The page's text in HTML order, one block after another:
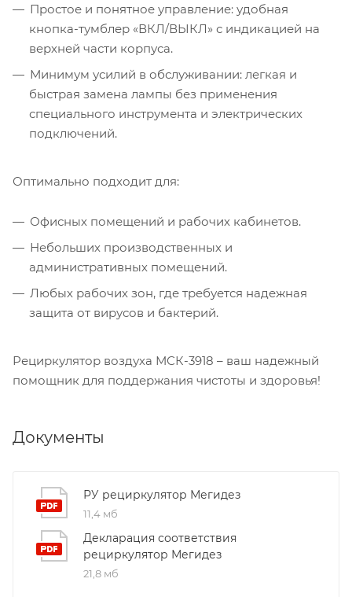
Простое и понятное управление: удобная
кнопка-тумблер «ВКЛ/ВЫКЛ» с индикацией на
верхней части корпуса.
Минимум усилий в обслуживании: легкая и
быстрая замена лампы без применения
специального инструмента и электрических
подключений.
Оптимально подходит для:
Офисных помещений и рабочих кабинетов.
Небольших производственных и
административных помещений.
Любых рабочих зон, где требуется надежная
защита от вирусов и бактерий.
Рециркулятор воздуха МСК-3918 – ваш надежный
помощник для поддержания чистоты и здоровья!
Документы
РУ рециркулятор Мегидез
11,4 мб
Декларация соответствия
рециркулятор Мегидез
21,8 мб